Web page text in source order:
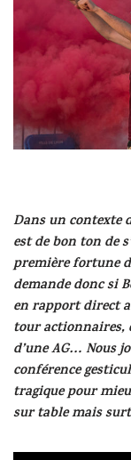
Dans un contexte
est de bon ton de
première fortune
demande donc si
en rapport direct
tour actionnaires,
d’une AG… Nous
conférence
tragique pour
sur table mais